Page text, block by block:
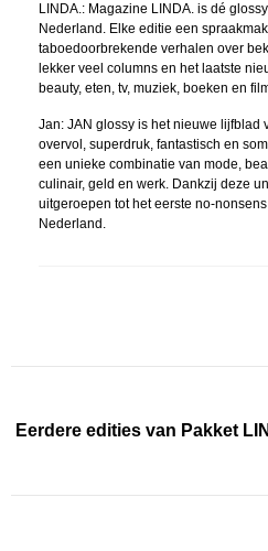
LINDA.: Magazine LINDA. is dé
Nederland. Elke editie een
taboedoorbrekende verhalen over
lekker veel columns en het laatste
beauty, eten, tv, muziek, boeken en
Jan: JAN glossy is het nieuwe lijfblad
overvol, superdruk, fantastisch en
een unieke combinatie van mode,
culinair, geld en werk. Dankzij deze
uitgeroepen tot het eerste no-
Nederland.
Eerdere edities van Pakket